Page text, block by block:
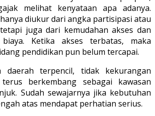
melihat kenyataan apa adanya.
diukur dari angka partisipasi atau
juga dari kemudahan akses dan
biaya. Ketika akses terbatas, maka
pendidikan pun belum tercapai.
daerah terpencil, tidak kekurangan
berkembang sebagai kawasan
Sudah sewajarnya jika kebutuhan
atas mendapat perhatian serius.